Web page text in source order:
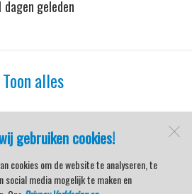
wij gebruiken cookies!
cookies om de website te analyseren, te
social media mogelijk te maken en
dagen geleden
Toon alles
watersport-tv
Lemmer